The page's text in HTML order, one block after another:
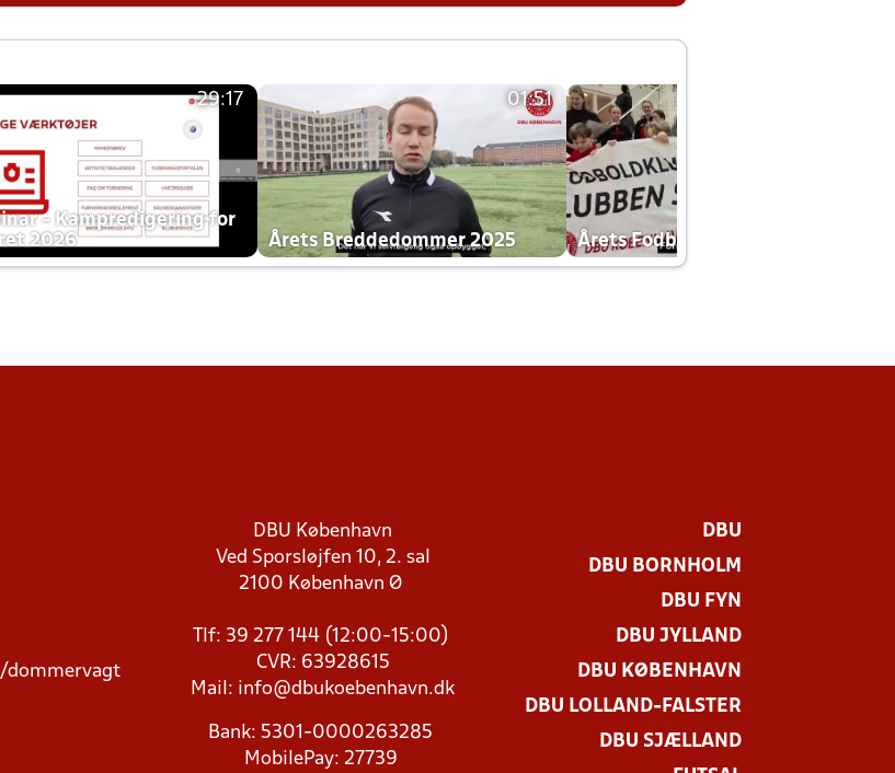
29:17
- Kampredigering for
2026
01:51
Årets Breddedommer 2025 Årets Fodboldklub 2025 mp4
dommervagt
DBU København
Ved Sporsløjfen 10, 2. sal
2100 København Ø
Tlf: 39 277 144 (12:00-15:00)
CVR: 63928615
Mail: info@dbukoebenhavn.dk
Bank: 5301-0000263285
MobilePay: 27739
DBU
DBU BORNHOLM
DBU FYN
DBU JYLLAND
DBU KØBENHAVN
DBU LOLLAND-FALSTER
DBU SJÆLLAND